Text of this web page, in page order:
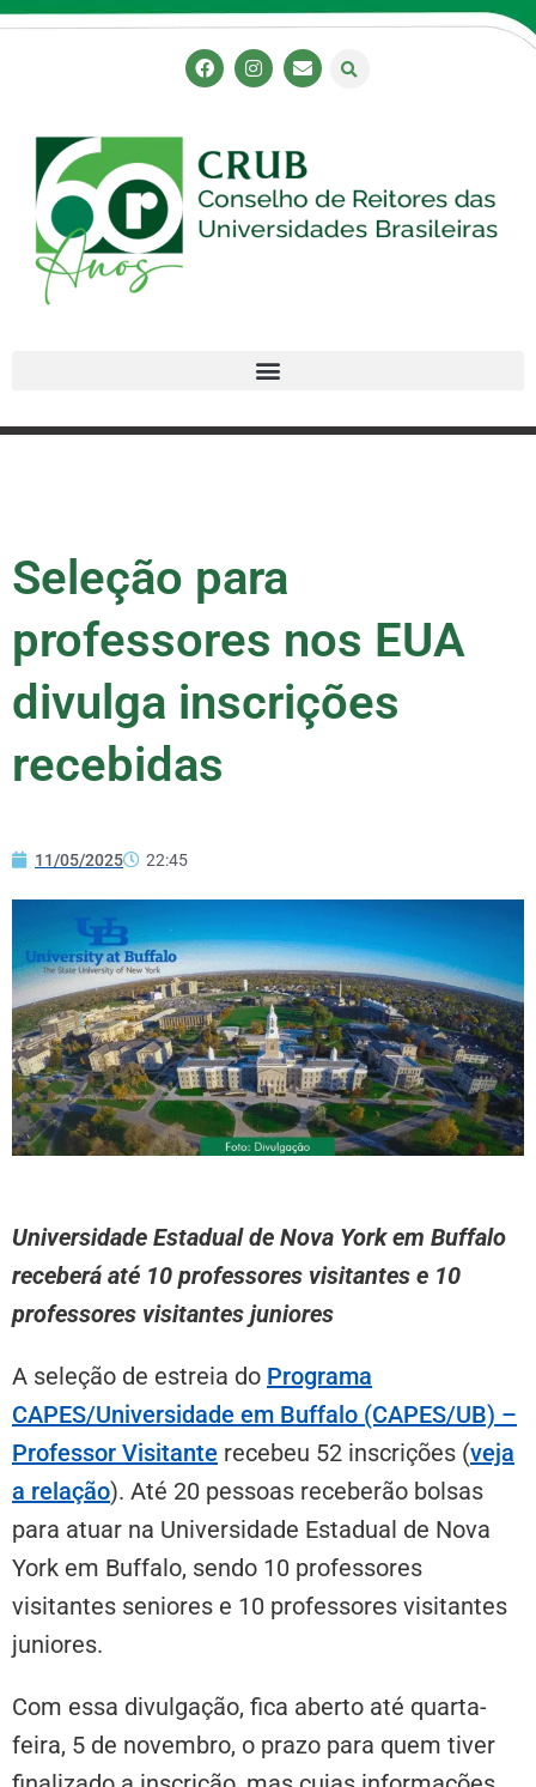
Seleção para
professores nos EUA
divulga inscrições
recebidas
11/05/2025 22:45
Universidade Estadual de Nova York em Buffalo
receberá até 10 professores visitantes e 10
professores visitantes juniores
A seleção de estreia do Programa
CAPES/Universidade em Buffalo (CAPES/UB) –
Professor Visitante recebeu 52 inscrições (veja
a relação). Até 20 pessoas receberão bolsas
para atuar na Universidade Estadual de Nova
York em Buffalo, sendo 10 professores
visitantes seniores e 10 professores visitantes
juniores.
Com essa divulgação, fica aberto até quarta-
feira, 5 de novembro, o prazo para quem tiver